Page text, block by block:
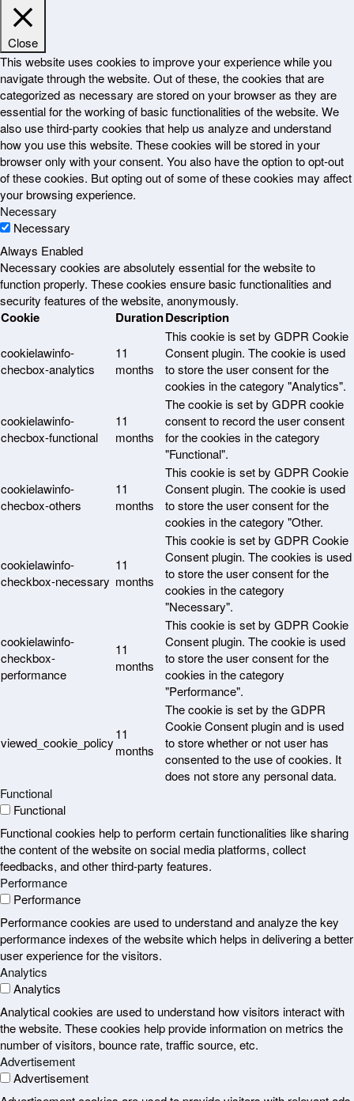
Close
This website uses cookies to improve your experience while you
navigate through the website. Out of these, the cookies that are
categorized as necessary are stored on your browser as they are
essential for the working of basic functionalities of the website. We
also use third-party cookies that help us analyze and understand
how you use this website. These cookies will be stored in your
browser only with your consent. You also have the option to opt-out
of these cookies. But opting out of some of these cookies may affect
your browsing experience.
Necessary
Necessary
Always Enabled
Necessary cookies are absolutely essential for the website to
function properly. These cookies ensure basic functionalities and
security features of the website, anonymously.
Cookie DurationDescription
cookielawinfo-
checbox-analytics
11
months
This cookie is set by GDPR Cookie
Consent plugin. The cookie is used
to store the user consent for the
cookies in the category "Analytics".
cookielawinfo-
checbox-functional
11
months
The cookie is set by GDPR cookie
consent to record the user consent
for the cookies in the category
"Functional".
cookielawinfo-
checbox-others
11
months
This cookie is set by GDPR Cookie
Consent plugin. The cookie is used
to store the user consent for the
cookies in the category "Other.
cookielawinfo-
checkbox-necessary
11
months
This cookie is set by GDPR Cookie
Consent plugin. The cookies is used
to store the user consent for the
cookies in the category
"Necessary".
cookielawinfo-
checkbox-
performance
11
months
This cookie is set by GDPR Cookie
Consent plugin. The cookie is used
to store the user consent for the
cookies in the category
"Performance".
viewed_cookie_policy
11
months
The cookie is set by the GDPR
Cookie Consent plugin and is used
to store whether or not user has
consented to the use of cookies. It
does not store any personal data.
Functional
Functional
Functional cookies help to perform certain functionalities like sharing
the content of the website on social media platforms, collect
feedbacks, and other third-party features.
Performance
Performance
Performance cookies are used to understand and analyze the key
performance indexes of the website which helps in delivering a better
user experience for the visitors.
Analytics
Analytics
Analytical cookies are used to understand how visitors interact with
the website. These cookies help provide information on metrics the
number of visitors, bounce rate, traffic source, etc.
Advertisement
Advertisement